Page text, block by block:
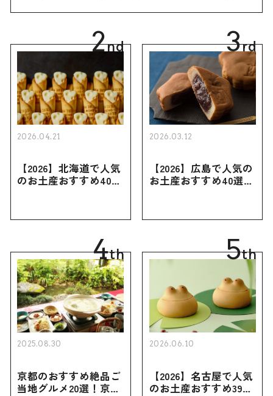
2nd
2026.04.21
【2026】北海道で人気
のお土産おすすめ40選
買えない限定品、女性
3rd
2026.03.12
【2026】広島で人気の
お土産おすすめ40選｜
き用、女性向けまで幅
4th
2025.08.30
京都のおすすめ絶品ご
当地グルメ20選！京都
5th
2026.06.10
【2026】名古屋で人気
のお土産おすすめ39選